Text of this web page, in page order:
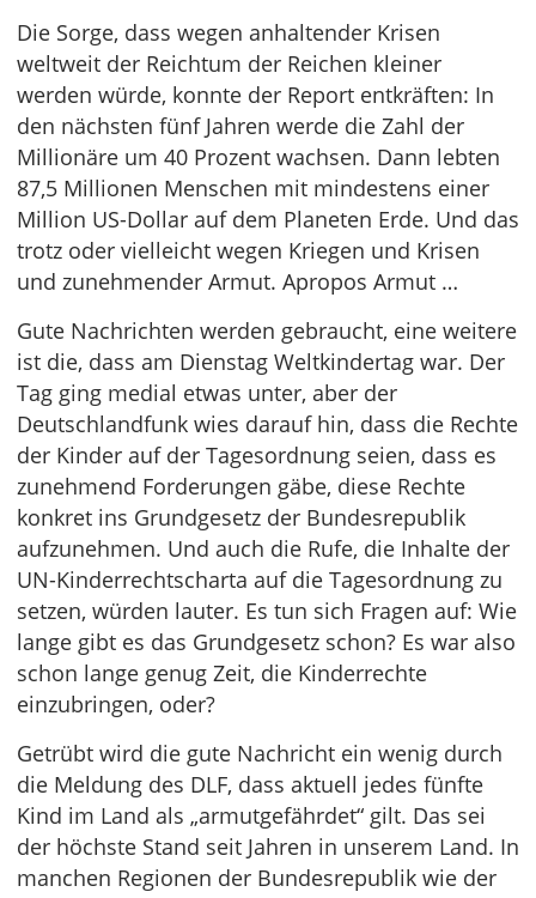
Die Sorge, dass wegen anhaltender Krisen
weltweit der Reichtum der Reichen kleiner
werden würde, konnte der Report entkräften: In
den nächsten fünf Jahren werde die Zahl der
Millionäre um 40 Prozent wachsen. Dann lebten
87,5 Millionen Menschen mit mindestens einer
Million US-Dollar auf dem Planeten Erde. Und das
trotz oder vielleicht wegen Kriegen und Krisen
und zunehmender Armut. Apropos Armut …
Gute Nachrichten werden gebraucht, eine weitere
ist die, dass am Dienstag Weltkindertag war. Der
Tag ging medial etwas unter, aber der
Deutschlandfunk wies darauf hin, dass die Rechte
der Kinder auf der Tagesordnung seien, dass es
zunehmend Forderungen gäbe, diese Rechte
konkret ins Grundgesetz der Bundesrepublik
aufzunehmen. Und auch die Rufe, die Inhalte der
UN-Kinderrechtscharta auf die Tagesordnung zu
setzen, würden lauter. Es tun sich Fragen auf: Wie
lange gibt es das Grundgesetz schon? Es war also
schon lange genug Zeit, die Kinderrechte
einzubringen, oder?
Getrübt wird die gute Nachricht ein wenig durch
die Meldung des DLF, dass aktuell jedes fünfte
Kind im Land als „armutgefährdet“ gilt. Das sei
der höchste Stand seit Jahren in unserem Land. In
manchen Regionen der Bundesrepublik wie der